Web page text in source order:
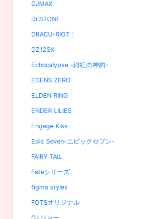
DJMAX
Dr.STONE
DRACU-RIOT！
DZ12SX
Echocalypse -緋紅の神約-
EDENS ZERO
ELDEN RING
ENDER LILIES
Engage Kiss
Epic Seven-エピックセブン-
FAIRY TAIL
Fateシリーズ
figma styles
FOTSオリジナル